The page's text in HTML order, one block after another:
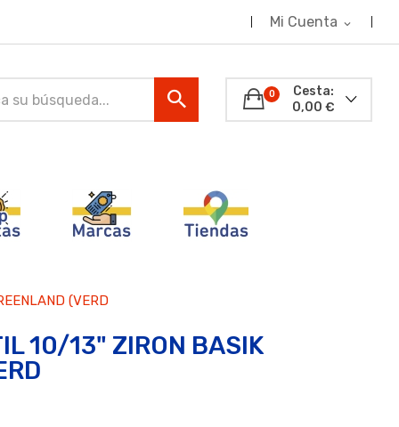
Mi Cuenta expand_more
Cesta:
0,00 €
0
(VERD
10/13" ZIRON BASIK